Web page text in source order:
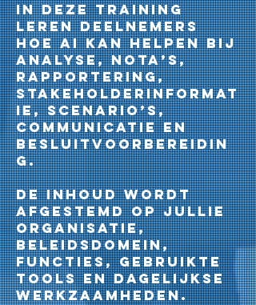
In deze training
leren deelnemers
hoe AI kan helpen bij
analyse, nota’s,
rapportering,
stakeholderinformat
ie, scenario’s,
communicatie en
besluitvoorbereidin
g.
De inhoud wordt
afgestemd op jullie
organisatie,
beleidsdomein,
functies, gebruikte
tools en dagelijkse
werkzaamheden.